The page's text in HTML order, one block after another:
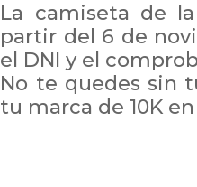
La camiseta de
partir del 6 de
el DNI y el
No te quedes sin
tu marca de 10K